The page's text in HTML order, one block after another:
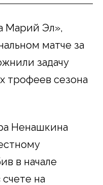
Марий Эл»,
матче за
задачу
трофеев сезона
Ненашкина
в начале
на